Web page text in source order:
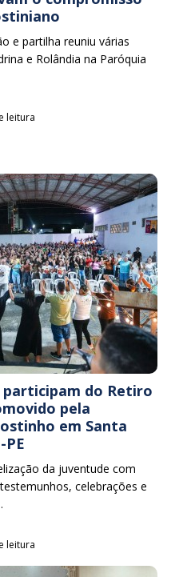
e partilha reuniu várias
e Rolândia na Paróquia
leitura
participam do Retiro
pela
em Santa
da juventude com
celebrações e
leitura